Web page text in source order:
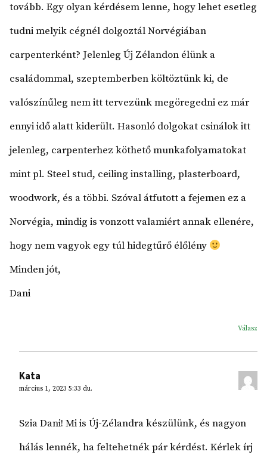
tovább. Egy olyan kérdésem lenne, hogy lehet esetleg
tudni melyik cégnél dolgoztál Norvégiában
carpenterként? Jelenleg Új Zélandon élünk a
családommal, szeptemberben költöztünk ki, de
valószínűleg nem itt tervezünk megöregedni ez már
ennyi idő alatt kiderült. Hasonló dolgokat csinálok itt
jelenleg, carpenterhez köthető munkafolyamatokat
mint pl. Steel stud, ceiling installing, plasterboard,
woodwork, és a többi. Szóval átfutott a fejemen ez a
Norvégia, mindig is vonzott valamiért annak ellenére,
hogy nem vagyok egy túl hidegtűrő élőlény
Minden jót,
Dani
Válasz
Kata
március 1, 2023 5:33 du.
Szia Dani! Mi is Új-Zélandra készülünk, és nagyon
hálás lennék, ha feltehetnék pár kérdést. Kérlek írj